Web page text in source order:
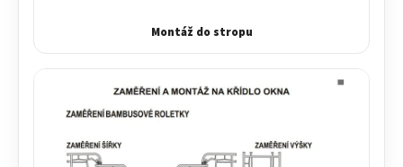
Montáž do stropu